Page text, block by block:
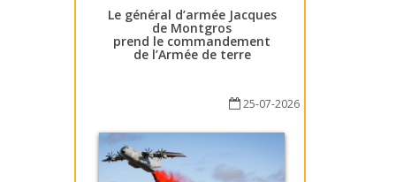
Le général d’armée Jacques
de Montgros
prend le commandement
de l’Armée de terre
25-07-2026